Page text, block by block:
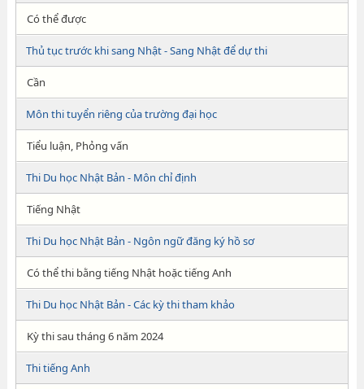
Có thể được
Thủ tục trước khi sang Nhật - Sang Nhật để dự thi
Cần
Môn thi tuyển riêng của trường đại học
Tiểu luận, Phỏng vấn
Thi Du học Nhật Bản - Môn chỉ định
Tiếng Nhật
Thi Du học Nhật Bản - Ngôn ngữ đăng ký hồ sơ
Có thể thi bằng tiếng Nhật hoặc tiếng Anh
Thi Du học Nhật Bản - Các kỳ thi tham khảo
Kỳ thi sau tháng 6 năm 2024
Thi tiếng Anh